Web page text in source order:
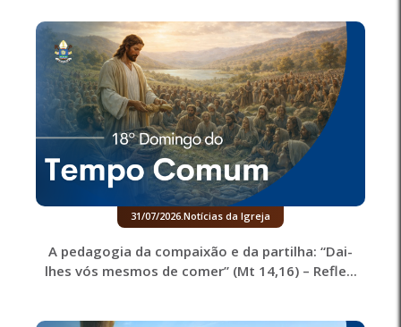
31/07/2026.Notícias da Igreja
A pedagogia da compaixão e da partilha: “Dai-
lhes vós mesmos de comer” (Mt 14,16) – Refle...